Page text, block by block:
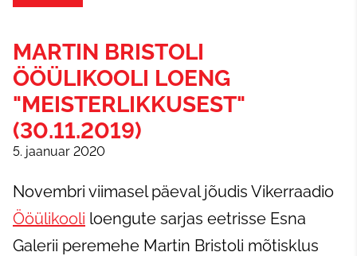
MARTIN BRISTOLI
ÖÖÜLIKOOLI LOENG
"MEISTERLIKKUSEST"
(30.11.2019)
5. jaanuar 2020
Novembri viimasel päeval jõudis Vikerraadio
Ööülikooli loengute sarjas eetrisse Esna
Galerii peremehe Martin Bristoli mõtisklus